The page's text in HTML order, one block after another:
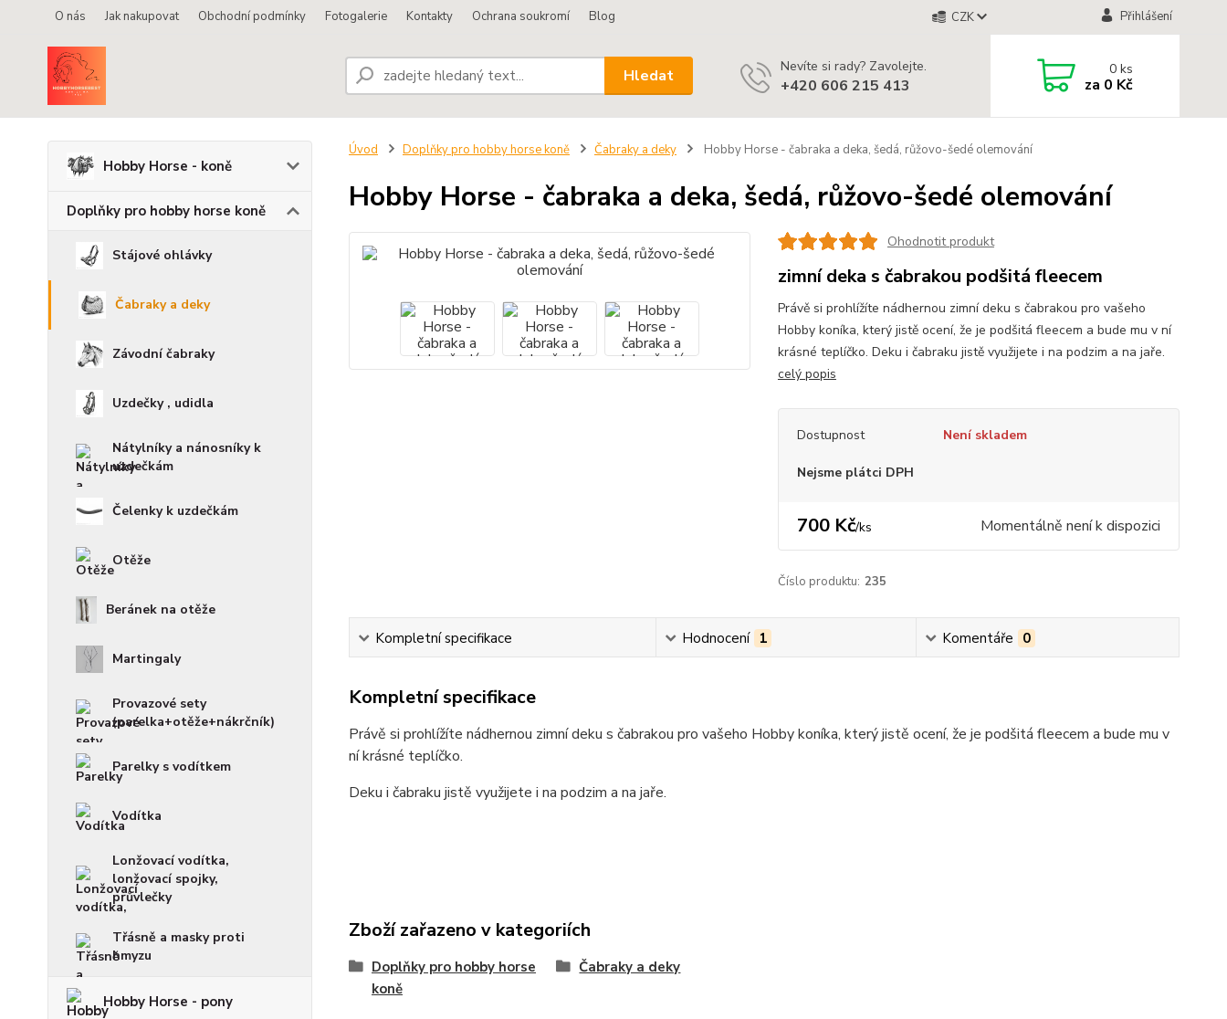
O nás Jak nakupovat Obchodní podmínky Fotogalerie Kontakty Ochrana soukromí Blog CZK Přihlášení
Hledat Nevíte si rady? Zavolejte.
+420 606 215 413
0ks
za 0 Kč
Hobby Horse - koně
Doplňky pro hobby horse koně
Stájové ohlávky
Čabraky a deky
Závodní čabraky
Uzdečky , udidla
Nátylníky a nánosníky k
uzdečkám
Čelenky k uzdečkám
Otěže
Beránek na otěže
Martingaly
Provazové sety
(parelka+otěže+nákrčník)
Parelky s vodítkem
Vodítka
Lonžovací vodítka,
lonžovací spojky,
průvlečky
Třásně a masky proti
hmyzu
Hobby Horse - pony
Úvod Doplňky pro hobby horse koně Čabraky a deky Hobby Horse - čabraka a deka, šedá, růžovo-šedé olemování
Hobby Horse - čabraka a deka, šedá, růžovo-šedé olemování
Ohodnotit produkt
zimní deka s čabrakou podšitá fleecem
Právě si prohlížíte nádhernou zimní deku s čabrakou pro vašeho
Hobby koníka, který jistě ocení, že je podšitá fleecem a bude mu v ní
krásné teplíčko. Deku i čabraku jistě využijete i na podzim a na jaře.
celý popis
Dostupnost Není skladem
Nejsme plátci DPH
700 Kč/ks Momentálně není k dispozici
Číslo produktu: 235
Kompletní specifikace Hodnocení 1 Komentáře 0
Kompletní specifikace
Právě si prohlížíte nádhernou zimní deku s čabrakou pro vašeho Hobby koníka, který jistě ocení, že je podšitá fleecem a bude mu v
ní krásné teplíčko.
Deku i čabraku jistě využijete i na podzim a na jaře.
Zboží zařazeno v kategoriích
Doplňky pro hobby horse
koně
Čabraky a deky